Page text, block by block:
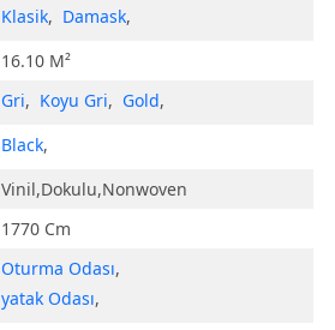
Klasik, Damask,
16.10 M²
Gri, Koyu Gri, Gold,
Black,
Vinil,Dokulu,Nonwoven
1770 Cm
Oturma Odası,
yatak Odası,